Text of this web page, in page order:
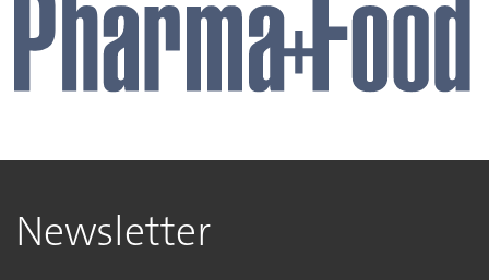
Newsletter